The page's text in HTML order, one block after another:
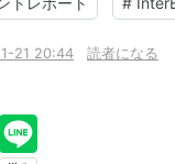
21 20:44 読者になる